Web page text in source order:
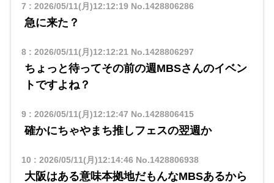
7 : 2026/05/11(月)12:12:19No.1428806286
急に来た？
8: 2026/05/11(月)12:12:21 No.1428806297
ちょっと待ってその前の週MBSさんのイベン
トですよね？
9: 2026/05/11(月)12:12:47 No.1428806415
確かにちゃやまち推しフェスの翌週か
10 : 2026/05/11(月)12:14:46 No.1428806938
大阪はある意味本拠地だもんなMBSあるから